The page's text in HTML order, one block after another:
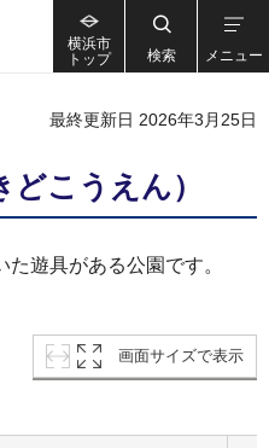
横浜市
トップ
検索 メニュー
最終更新日 2026年3月25日
こうえん）
遊具がある公園です。
画面サイズで表示